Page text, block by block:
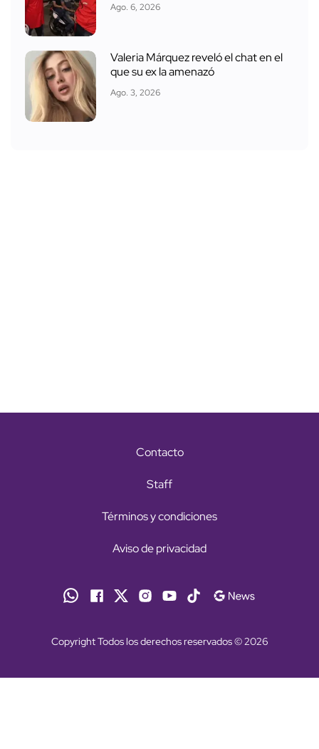
Ago. 6, 2026
Valeria Márquez reveló el chat en el
que su ex la amenazó
Ago. 3, 2026
Contacto
Staff
Términos y condiciones
Aviso de privacidad
Copyright Todos los derechos reservados © 2026